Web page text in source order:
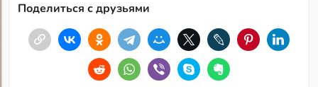
Поделиться с друзьями